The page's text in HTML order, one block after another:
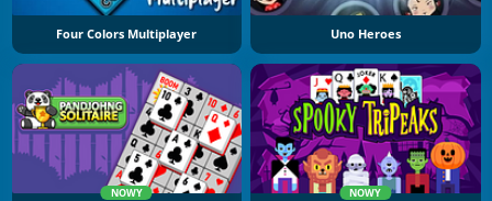
Four Colors Multiplayer Uno Heroes
NOWY NOWY